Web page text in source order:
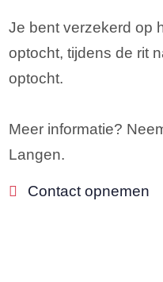
Je bent verzekerd op
optocht, tijdens de rit
optocht.
Meer informatie?
Langen.
Contact opnemen